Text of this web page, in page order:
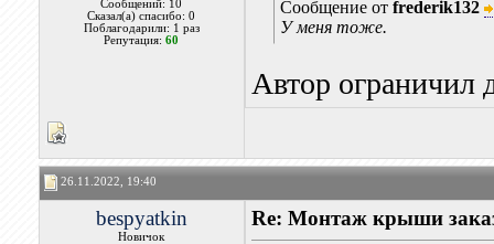
Сообщений: 10
Сказал(а) спасибо: 0
Поблагодарили: 1 раз
Репутация:60
Сообщение от frederik132
У меня тоже.
Автор ограничил
26.11.2022, 19:40
bespyatkin
Новичок
Re: Монтаж крыши